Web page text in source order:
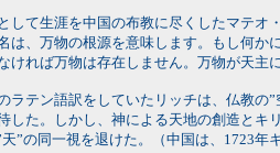
して生涯を中国の布教に尽くしたマテオ
、万物の根源を意味します。もし何か
ければ万物は存在しません。万物が天
ラテン語訳をしていたリッチは、仏教
した。しかし、神による天地の創造と
”の同一視を退けた。（中国は、1723